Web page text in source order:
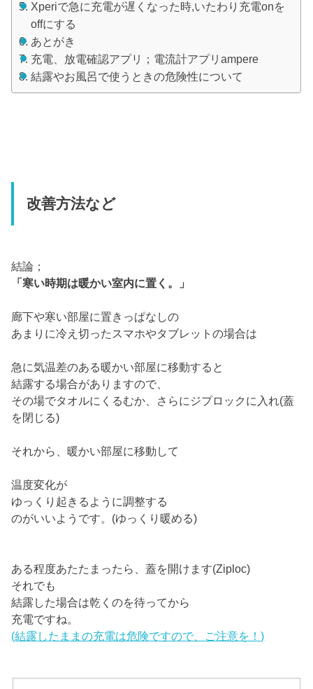
Xperiで急に充電が遅くなった時,いたわり充電onを
offにする
あとがき
充電、放電確認アプリ；電流計アプリampere
結露やお風呂で使うときの危険性について
改善方法など
結論；
「寒い時期は暖かい室内に置く。」
廊下や寒い部屋に置きっぱなしの
あまりに冷え切ったスマホやタブレットの場合は
急に気温差のある暖かい部屋に移動すると
結露する場合がありますので、
その場でタオルにくるむか、さらにジプロックに入れ(蓋
を閉じる)
それから、暖かい部屋に移動して
温度変化が
ゆっくり起きるように調整する
のがいいようです。(ゆっくり暖める)
ある程度あたたまったら、蓋を開けます(Ziploc)
それでも
結露した場合は乾くのを待ってから
充電ですね。
(結露したままの充電は危険ですので、ご注意を！)